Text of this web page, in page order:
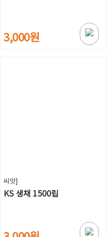
3,000원
씨앗]
KS 생채 1500립